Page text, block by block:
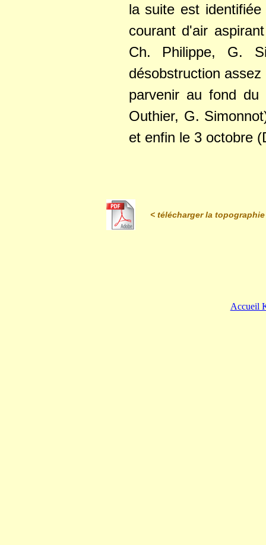
la suite est
courant d'air
Ch. Philippe, G.
désobstruction
parvenir au fond
Outhier, G.
et enfin le 3 octobre
< télécharger la
Accueil